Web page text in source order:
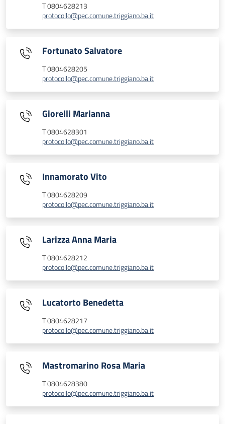
T 0804628213
protocollo@pec.comune.triggiano.ba.it
Fortunato Salvatore
T 0804628205
protocollo@pec.comune.triggiano.ba.it
Giorelli Marianna
T 0804628301
protocollo@pec.comune.triggiano.ba.it
Innamorato Vito
T 0804628209
protocollo@pec.comune.triggiano.ba.it
Larizza Anna Maria
T 0804628212
protocollo@pec.comune.triggiano.ba.it
Lucatorto Benedetta
T 0804628217
protocollo@pec.comune.triggiano.ba.it
Mastromarino Rosa Maria
T 0804628380
protocollo@pec.comune.triggiano.ba.it